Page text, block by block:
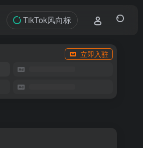
TikTok风向标
立即入驻